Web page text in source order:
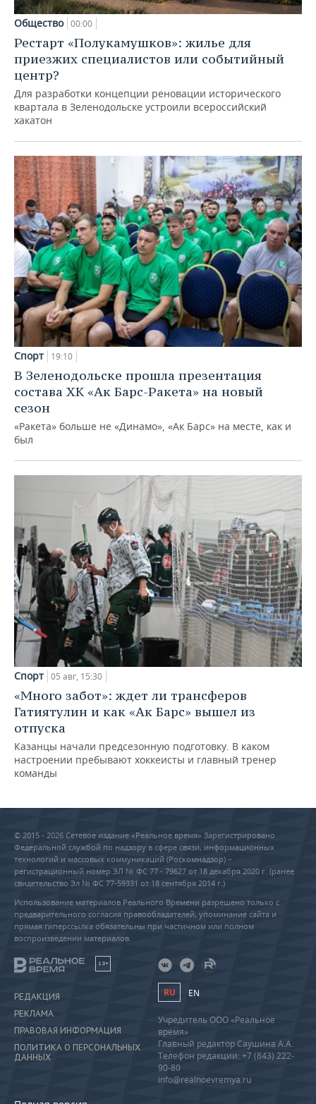
Общество 00:00
Рестарт «Полукамушков»: жилье для
приезжих специалистов или событийный
центр?
Для разработки концепции реновации исторического
квартала в Зеленодольске устроили всероссийский
хакатон
Спорт 19:10
В Зеленодольске прошла презентация
состава ХК «Ак Барс-Ракета» на новый
сезон
«Ракета» больше не «Динамо», «Ак Барс» на месте, как и
был
Спорт 05 авг, 15:30
«Много забот»: ждет ли трансферов
Гатиятулин и как «Ак Барс» вышел из
отпуска
Казанцы начали предсезонную подготовку. В каком
настроении пребывают хоккеисты и главный тренер
команды
© 2015 - 2026 Сетевое издание «Реальное время» Зарегистрировано
Федеральной службой по надзору в сфере связи, информационных
технологий и массовых коммуникаций (Роскомнадзор) –
регистрационный номер ЭЛ № ФС 77 - 79627 от 18 декабря 2020 г. (ранее
свидетельство Эл № ФС 77-59331 от 18 сентября 2014 г.)
Использование материалов Реального Времени разрешено только с
предварительного согласия правообладателей, упоминание сайта и
прямая гиперссылка обязательны при частичном или полном
воспроизведении материалов.
18+
РЕДАКЦИЯ
РЕКЛАМА
ПРАВОВАЯ ИНФОРМАЦИЯ
ПОЛИТИКА О ПЕРСОНАЛЬНЫХ
ДАННЫХ
RU EN
Учредитель ООО «Реальное
время»
Главный редактор Саушина А.А.
Телефон редакции: +7 (843) 222-
90-80
info@realnoevremya.ru